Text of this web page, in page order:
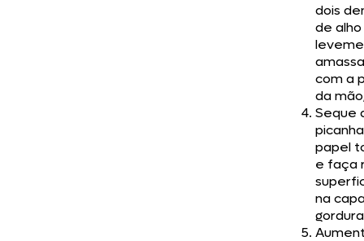
dois
de alho
com a
da
Seque
papel
e faça
na